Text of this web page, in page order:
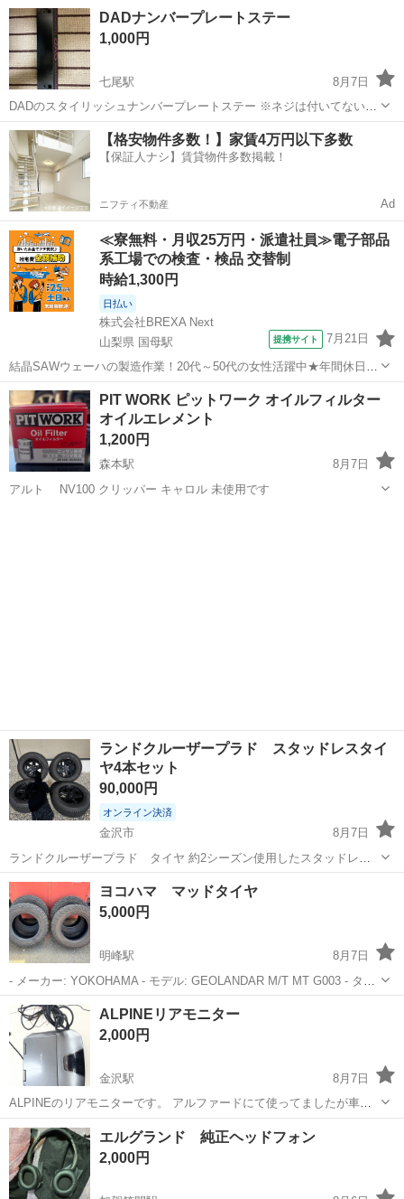
石川 加賀市 タイヤ、ホイール ブリヂストン
DADナンバープレートステー
1,000円
七尾駅
8月7日
DADのスタイリッシュナンバープレートステー ※ネジは付いてないの
で各自でご準備ください 値下げ交渉ok! 定価3,850円 質問等あればお
気軽にどうぞ
石川 七尾市 七尾駅 内装、インテリア
【格安物件多数！】家賃4万円以下多数
【保証人ナシ】賃貸物件多数掲載！
ニフティ不動産 Ad
≪寮無料・月収25万円・派遣社員≫電子部品
系工場での検査・検品 交替制
時給1,300円
日払い
株式会社BREXA Next
山梨県 国母駅
提携サイト 7月21日
結晶SAWウェーハの製造作業！20代～50代の女性活躍中★年間休日
120日＆土日祝休み！クリーンルーム内でのお仕事！日払い制度利用可
◎正社員登用制度あり！マイカー通勤可！《山梨県中巨摩郡昭和町》
人気の工場のお仕事 ◇結晶...
山梨 国母駅 その他
PIT WORK ピットワーク オイルフィルター
オイルエレメント
1,200円
森本駅
8月7日
アルト NV100 クリッパー キャロル 未使用です
ランドクルーザープラド スタッドレスタイ
ヤ4本セット
90,000円
オンライン決済
金沢市
8月7日
ランドクルーザープラド タイヤ 約2シーズン使用したスタッドレス
タイヤです。 走行距離は約3000〜4000キロ程になります。 メーカ
ー ダンロップウィンターマックス 265／60／18インチ ナット付き。
状態は画像...
石川 金沢市 タイヤ、ホイール プラド
ヨコハマ マッドタイヤ
5,000円
明峰駅
8月7日
- メーカー: YOKOHAMA - モデル: GEOLANDAR M/T MT G003 - タイ
ヤサイズ: 17インチ - セット内容: 4本セット - 状態: 残り溝少なめ LT
265/65 R 17 10PR ...
石川 小松市 タイヤ、ホイール
ALPINEリアモニター
2,000円
金沢駅
8月7日
ALPINEのリアモニターです。 アルファードにて使ってましたが車体
売却とともに外したので欲しい方にお譲りします。リモコン探せばど
こかにあります。通電、動作確認済みです
石川 金沢市 金沢駅 カーオーディオ
エルグランド 純正ヘッドフォン
2,000円